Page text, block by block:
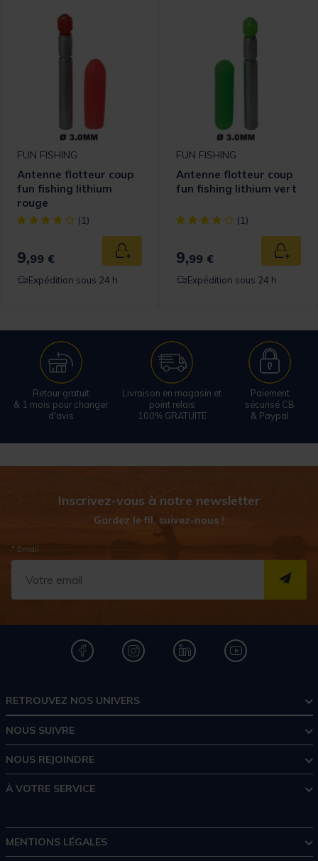
FUN FISHING
Antenne flotteur coup
fun fishing lithium
rouge
[object Object] out of 5 Customer Rating
(1)
9,99 € Ajouter au panier
Expédition sous 24 h
FUN FISHING
Antenne flotteur coup
fun fishing lithium vert
[object Object] out of 5
(1)
9,99 €
Expédition sous 24 h
Retour gratuit
& 1 mois pour changer
d'avis
Livraison en magasin et
point relais
100% GRATUITE
Paiement
sécurisé CB
& Paypal
Inscrivez-vous à notre newsletter
Gardez le fil, suivez-nous !
* Email
RETROUVEZ NOS UNIVERS
NOUS SUIVRE
NOUS REJOINDRE
À VOTRE SERVICE
MENTIONS LÉGALES